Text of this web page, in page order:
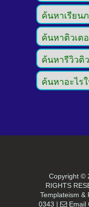
Copyright ©
RIGHTS
Templateism &
0343 | Email